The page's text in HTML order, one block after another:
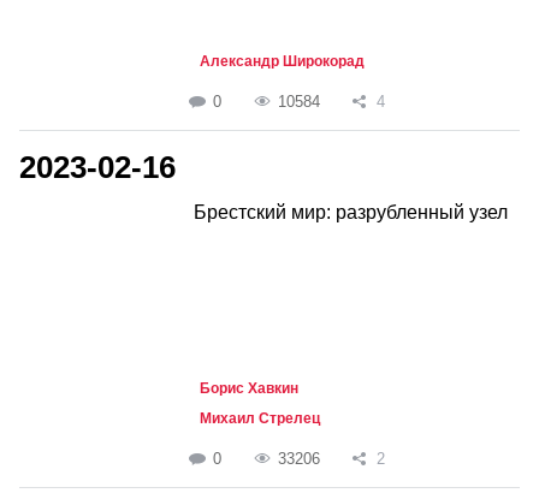
Александр Широкорад
0 10584 4
2023-02-16
Брестский мир: разрубленный узел
Борис Хавкин
Михаил Стрелец
0 33206 2